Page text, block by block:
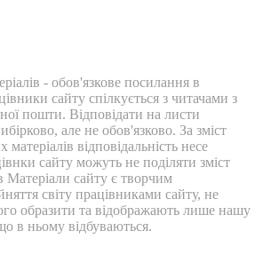
- обов'язкове посилання в
сайту спілкується з читачами з
пошти. Відповідати на листи
але не обов'язково. За зміст
відповідальність несе
сайту можуть не поділяти зміст
Матеріали сайту є творчим
світу працівниками сайту, не
образити та відображають лише нашу
в ньому відбуваються.